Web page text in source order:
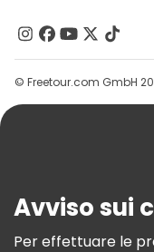
Contattaci
Gruppi
Aiuto
Termini E
Informativa Sui
© Freetour.com GmbH
Avviso sui
Per effettuare le